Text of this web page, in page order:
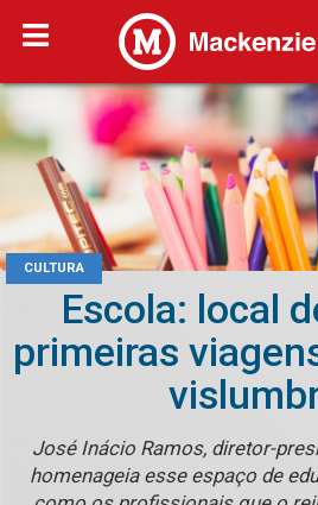
CULTURA
Escola: local
primeiras
José Inácio Ramos, diretor-
homenageia esse espaço de